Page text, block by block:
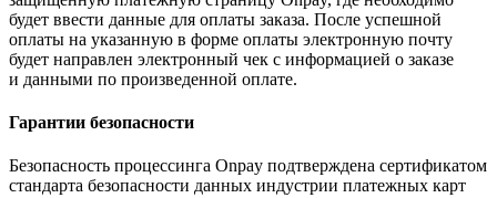
будет ввести данные для оплаты заказа. После успешной
оплаты на указанную в форме оплаты электронную почту
будет направлен электронный чек с информацией о заказе
и данными по произведенной оплате.
Гарантии безопасности
Безопасность процессинга Onpay подтверждена сертификатом
стандарта безопасности данных индустрии платежных карт